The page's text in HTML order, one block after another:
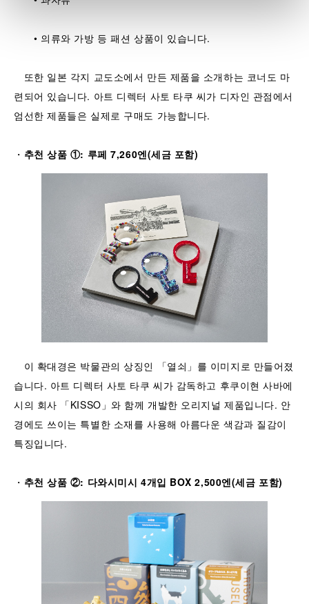
• 의류와 가방 등 패션 상품이 있습니다.
또한 일본 각지 교도소에서 만든 제품을 소개하는 코너도 마
련되어 있습니다. 아트 디렉터 사토 타쿠 씨가 디자인 관점에서
엄선한 제품들은 실제로 구매도 가능합니다.
・ 추천 상품 ①: 루페 7,260엔(세금 포함)
이 확대경은 박물관의 상징인 「열쇠」를 이미지로 만들어졌
습니다. 아트 디렉터 사토 타쿠 씨가 감독하고 후쿠이현 사바에
시의 회사 「KISSO」와 함께 개발한 오리지널 제품입니다. 안
경에도 쓰이는 특별한 소재를 사용해 아름다운 색감과 질감이
특징입니다.
・ 추천 상품 ②: 다와시미시 4개입 BOX 2,500엔(세금 포함)